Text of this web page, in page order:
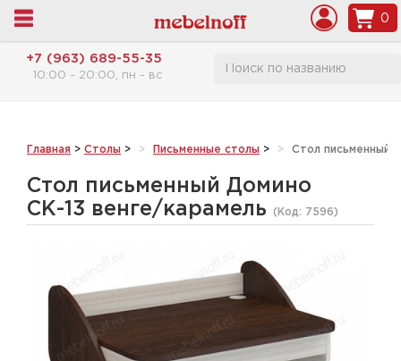
0
+7 (963) 689-55-35
10:00 - 20:00, пн - вс
Главная > Столы > Письменные столы > Стол письменный
Стол письменный Домино
СК-13 венге/карамель
(Код: 7596)